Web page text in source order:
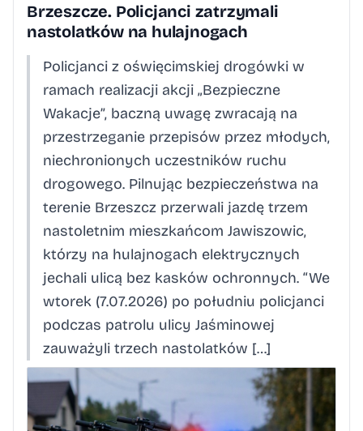
Brzeszcze. Policjanci zatrzymali
nastolatków na hulajnogach
Policjanci z oświęcimskiej drogówki w
ramach realizacji akcji „Bezpieczne
Wakacje”, baczną uwagę zwracają na
przestrzeganie przepisów przez młodych,
niechronionych uczestników ruchu
drogowego. Pilnując bezpieczeństwa na
terenie Brzeszcz przerwali jazdę trzem
nastoletnim mieszkańcom Jawiszowic,
którzy na hulajnogach elektrycznych
jechali ulicą bez kasków ochronnych. “We
wtorek (7.07.2026) po południu policjanci
podczas patrolu ulicy Jaśminowej
zauważyli trzech nastolatków […]